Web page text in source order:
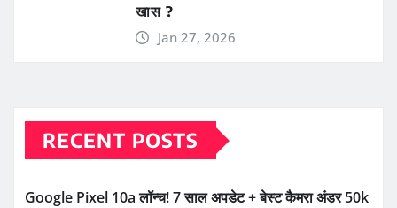
खास ?
Jan 27, 2026
RECENT POSTS
Google Pixel 10a लॉन्च! 7 साल अपडेट + बेस्ट कैमरा अंडर 50k